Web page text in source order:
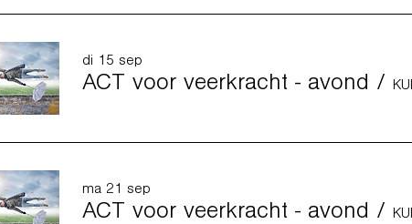
di 15 sep
ACT voor veerkracht - avond /
ma 21 sep
ACT voor veerkracht - avond /